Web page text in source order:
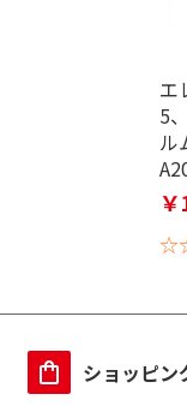
エ
5
ル
ショッピン